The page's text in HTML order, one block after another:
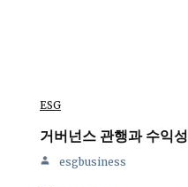
ESG
거버넌스 관행과 수익성
esgbusiness